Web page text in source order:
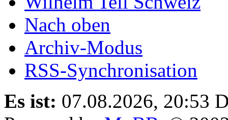
Nach oben
Archiv-Modus
RSS-Synchronisation
Es ist: 07.08.2026, 20:53